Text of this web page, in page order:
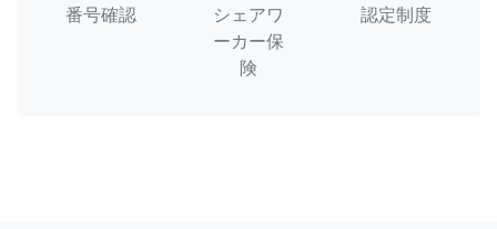
番号確認
シェアワ
ーカー保
険
認定制度